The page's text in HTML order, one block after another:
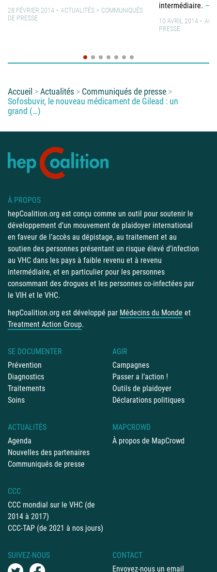
28 FÉVRIER 2014 ACTUALITÉS
COMMUNIQUÉS
DE PRESSE
intermédiaire.
10 AVRIL 2014
PRESSE
Vous êtes ici :
Accueil Actualités
Communiqués de presse
Sofosbuvir, le nouveau médicament de Gilead : un
grand (…)
À PROPOS
hepCoalition.org est conçu comme un outil pour soutenir le
développement d’un mouvement de plaidoyer international
en faveur de l’accès au dépistage, au traitement et au
soutien des personnes présentant un risque élevé d’infection
au VHC dans les pays à faible revenu et à revenu
intermédiaire, et en particulier pour les personnes
consommant des drogues et les personnes co-infectées par
le VIH et le VHC.
hepCoalition.org est développé par Médecins du Monde et
Treatment Action Group.
SE DOCUMENTER
Prévention
Diagnostics
Traitements
Soins
AGIR
Campagnes
Passer a l’action !
Outils de plaidoyer
Déclarations politiques
ACTUALITÉS
Agenda
Nouvelles des partenaires
Communiqués de presse
MAPCROWD
À propos de MapCrowd
CCC
CCC mondial sur le VHC (de
2014 à 2017)
CCC-TAP (de 2021 à nos jours)
SUIVEZ-NOUS
CONTACT
Envoyez-nous un email